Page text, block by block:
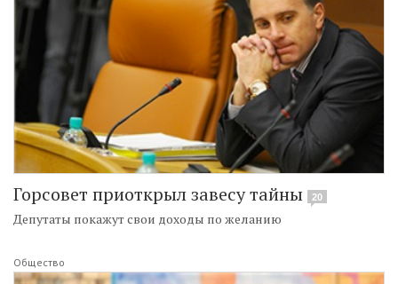
Горсовет приоткрыл завесу тайны 20
Депутаты покажут свои доходы по желанию
Общество